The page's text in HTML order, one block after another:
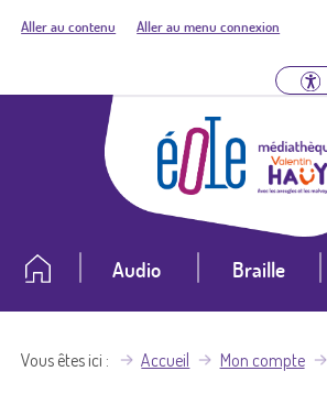
Aller au contenu Aller au menu connexion
Audio Braille
Vous êtes ici Accueil Mon compte